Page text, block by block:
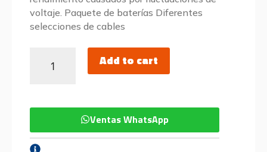
voltaje. Paquete de baterías Diferentes
selecciones de cables
Add to cart
Ventas WhatsApp